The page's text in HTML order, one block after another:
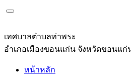
เทศบาลตำบลท่าพระ
อำเภอเมืองขอนแก่น จังหวัดขอนแก่
หน้าหลัก